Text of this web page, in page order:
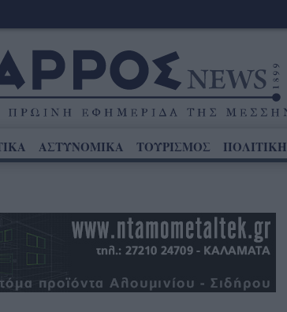
ΑΣΤΥΝΟΜΙΚΑ ΤΟΥΡΙΣΜΟΣ ΠΟΛΙΤΙΚΗ